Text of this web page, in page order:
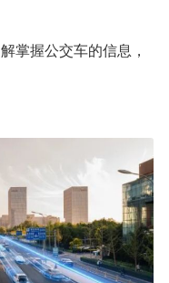
掌握公交车的信息，